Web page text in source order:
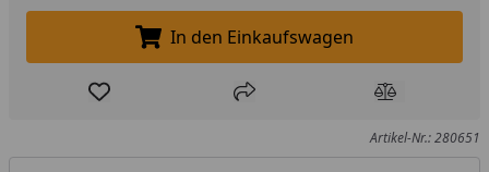
In den Einkaufswagen legen
In den Einkaufswagen
Produkt zur Wunschliste hinzufügen
Teilen Produkt
Artikel-Nr.: 280651